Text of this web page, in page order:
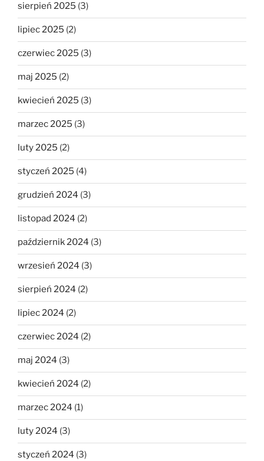
sierpień 2025 (3)
lipiec 2025 (2)
czerwiec 2025 (3)
maj 2025 (2)
kwiecień 2025 (3)
marzec 2025 (3)
luty 2025 (2)
styczeń 2025 (4)
grudzień 2024 (3)
listopad 2024 (2)
październik 2024 (3)
wrzesień 2024 (3)
sierpień 2024 (2)
lipiec 2024 (2)
czerwiec 2024 (2)
maj 2024 (3)
kwiecień 2024 (2)
marzec 2024 (1)
luty 2024 (3)
styczeń 2024 (3)